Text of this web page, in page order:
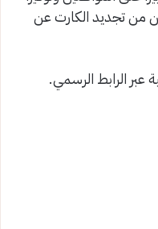
من تجديد الكارت عن